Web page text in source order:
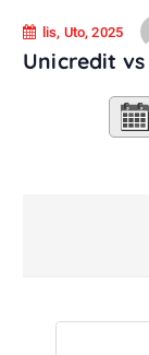
lis, Uto, 2025
Unicredit vs